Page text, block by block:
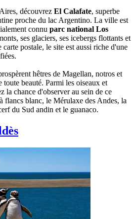
découvrez El Calafate, superbe
proche du lac Argentino. La ville est
connu parc national Los
ses glaciers, ses icebergs flottants et
postale, le site est aussi riche d'une
hêtres de Magellan, notros et
toute beauté. Parmi les oiseaux et
la chance d'observer au sein de ce
flancs blanc, le Mérulaxe des Andes, la
du Sud andin et le guanaco.